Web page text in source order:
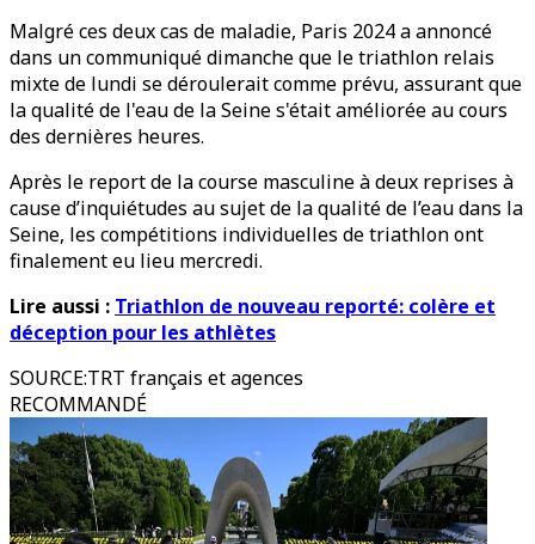
Malgré ces deux cas de maladie, Paris 2024 a annoncé
dans un communiqué dimanche que le triathlon relais
mixte de lundi se déroulerait comme prévu, assurant que
la qualité de l'eau de la Seine s'était améliorée au cours
des dernières heures.
Après le report de la course masculine à deux reprises à
cause d’inquiétudes au sujet de la qualité de l’eau dans la
Seine, les compétitions individuelles de triathlon ont
finalement eu lieu mercredi.
Lire aussi : Triathlon de nouveau reporté: colère et
déception pour les athlètes
SOURCE:TRT français et agences
RECOMMANDÉ